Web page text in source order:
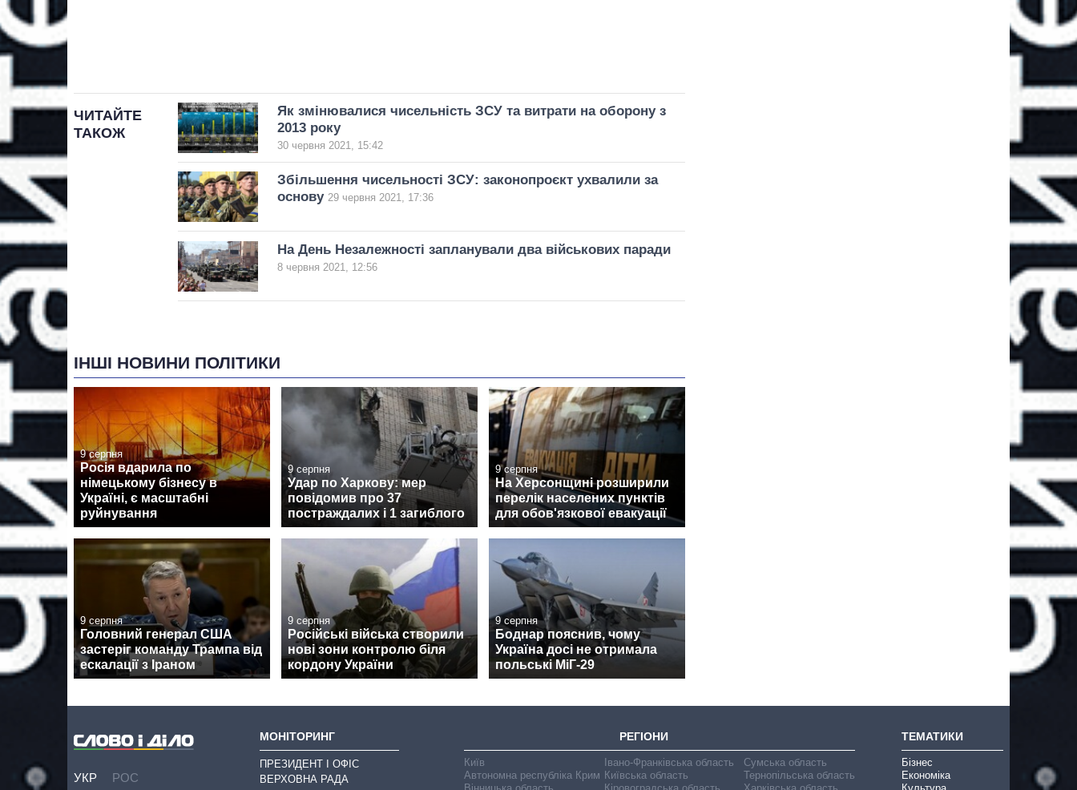
ЧИТАЙТЕ
ТАКОЖ
Як змінювалися чисельність ЗСУ та витрати на оборону з
2013 року
30 червня 2021, 15:42
Збільшення чисельності ЗСУ: законопроєкт ухвалили за
основу 29 червня 2021, 17:36
На День Незалежності запланували два військових паради
8 червня 2021, 12:56
ІНШІ НОВИНИ ПОЛІТИКИ
9 серпня
Росія вдарила по
німецькому бізнесу в
Україні, є масштабні
руйнування
9 серпня
Удар по Харкову: мер
повідомив про 37
постраждалих і 1 загиблого
9 серпня
На Херсонщині розширили
перелік населених пунктів
для обов'язкової евакуації
9 серпня
Головний генерал США
застеріг команду Трампа від
ескалації з Іраном
9 серпня
Російські війська створили
нові зони контролю біля
кордону України
9 серпня
Боднар пояснив, чому
Україна досі не отримала
польські МіГ-29
УКР РОС
МОНІТОРИНГ
ПРЕЗИДЕНТ І ОФІС
ВЕРХОВНА РАДА
РЕГІОНИ
Київ
Автономна республіка Крим
Івано-Франківська область
Київська область
Сумська область
Тернопільська область
ТЕМАТИКИ
Бізнес
Економіка